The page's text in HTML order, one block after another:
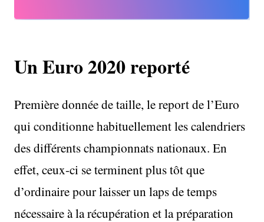
Un Euro 2020 reporté
Première donnée de taille, le report de l’Euro
qui conditionne habituellement les calendriers
des différents championnats nationaux. En
effet, ceux-ci se terminent plus tôt que
d’ordinaire pour laisser un laps de temps
nécessaire à la récupération et la préparation